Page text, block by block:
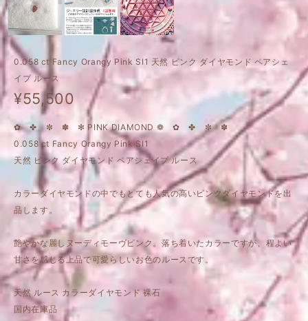
0.058 ct Fancy Orangy Pink SI1 天然 ピンク ダイヤモンド ペアシェ
イプ ルース
¥55,500
✿ ✤ ✼ ✽ ✻ PINK DIAMOND ❁ ✿ ✤ ✼ ✽
0.058 ct Fancy Orangy Pink SI1
天然 ピンク ダイヤモンド ペアシェイプ ルース
カラーダイヤモンドの中でもとても人気の高いピンクダイヤモンドを出
品します。
艶やかな麗しヌーディモーヴピンク。落ち着いたカラーですが、程よい
甘さを感じる上品で可愛らしいお色のルースです。
天然 ルース カラーダイヤモンド 裸石
国内在庫品